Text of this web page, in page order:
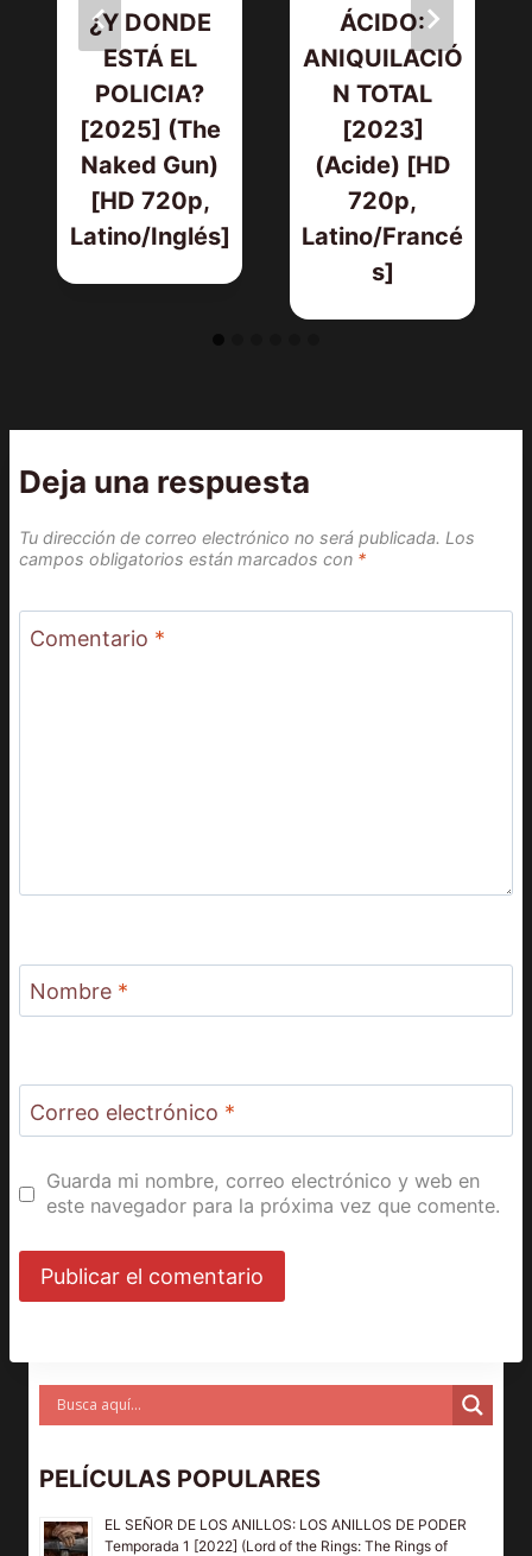
¿Y DONDE
ESTÁ EL
POLICIA?
[2025] (The
Naked Gun)
[HD 720p,
Latino/Inglés]
ÁCIDO:
ANIQUILACIÓ
N TOTAL
[2023]
(Acide) [HD
720p,
Latino/Francé
s]
Deja una respuesta
Tu dirección de correo electrónico no será publicada. Los
campos obligatorios están marcados con *
Comentario *
Nombre *
Correo electrónico *
Guarda mi nombre, correo electrónico y web en
este navegador para la próxima vez que comente.
PELÍCULAS POPULARES
EL SEÑOR DE LOS ANILLOS: LOS ANILLOS DE PODER
Temporada 1 [2022] (Lord of the Rings: The Rings of